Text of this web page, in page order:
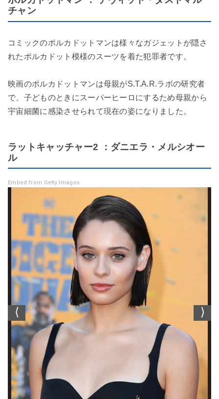
チャン
コミックのポルカドットマンは様々なガジェットが隠さ
れたポルカドット模様のスーツを着た犯罪者です。
映画のポルカドットマンは母親がS.T.A.R.ラボの研究者
で、子どものときにスーパーヒーロにするため母親から
宇宙細菌に感染させられて現在の姿になりました。
ラットキャッチャー2 ：ダニエラ・メルシオー
ル
Embed from Getty Images